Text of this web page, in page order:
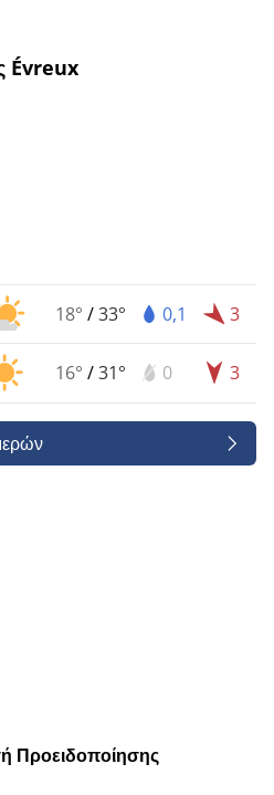
Évreux
18° /33° 0,1 3
16° /31° 0 3
Προειδοποίησης